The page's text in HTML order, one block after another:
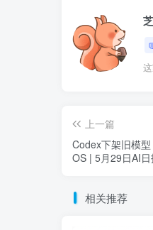
上一篇
Codex下架旧模
OS | 5月29日AI
相关推荐